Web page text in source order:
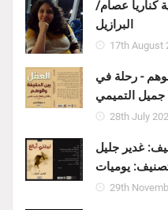
كناريا عصام/
البرازيل
17th August
- رحلة في
التميمي
28th July
غدير جليل
يوميات
29th